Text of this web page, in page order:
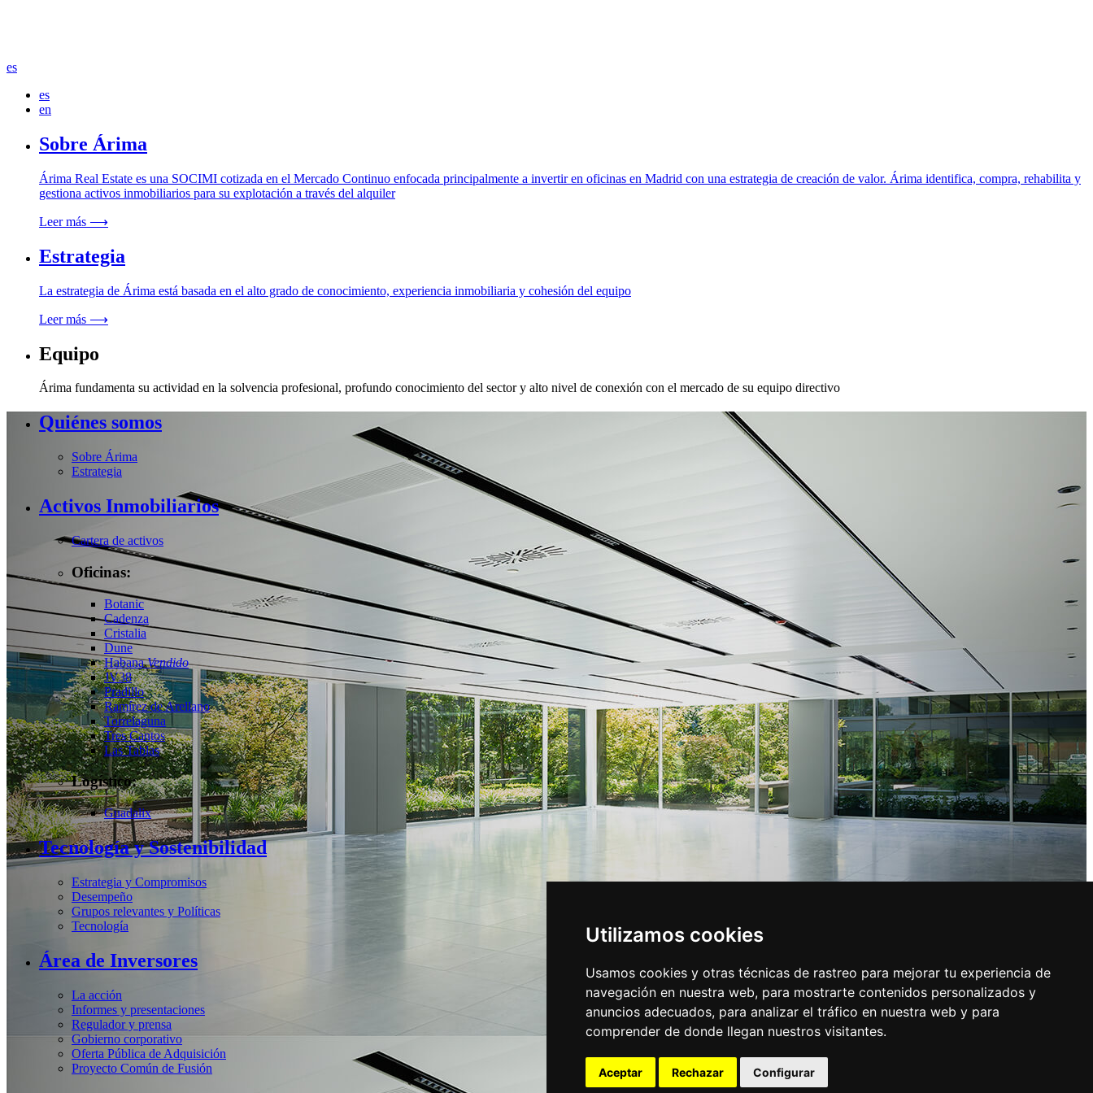
Utilizamos cookies
Usamos cookies y otras técnicas de rastreo para mejorar tu experiencia de
navegación en nuestra web, para mostrarte contenidos personalizados y
anuncios adecuados, para analizar el tráfico en nuestra web y para
comprender de donde llegan nuestros visitantes.
Aceptar Rechazar Configurar
es
es
en
Sobre Árima
Árima Real Estate es una SOCIMI cotizada en el Mercado Continuo enfocada principalmente a invertir en oficinas en Madrid con una estrategia de creación de valor. Árima identifica, compra, rehabilita y
gestiona activos inmobiliarios para su explotación a través del alquiler
Leer más ⟶
Estrategia
La estrategia de Árima está basada en el alto grado de conocimiento, experiencia inmobiliaria y cohesión del equipo
Leer más ⟶
Equipo
Árima fundamenta su actividad en la solvencia profesional, profundo conocimiento del sector y alto nivel de conexión con el mercado de su equipo directivo
Quiénes somos
Sobre Árima
Estrategia
Activos Inmobiliarios
Cartera de activos
Oficinas:
Botanic
Cadenza
Cristalia
Dune
HabanaVendido
JV38
Pradillo
Ramírez de Arellano
Torrelaguna
Tres Cantos
Las Tablas
Logístico:
Guadalix
Tecnología y Sostenibilidad
Estrategia y Compromisos
Desempeño
Grupos relevantes y Políticas
Tecnología
Área de Inversores
La acción
Informes y presentaciones
Regulador y prensa
Gobierno corporativo
Oferta Pública de Adquisición
Proyecto Común de Fusión